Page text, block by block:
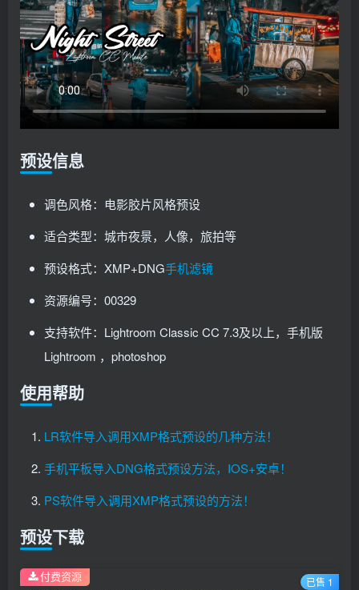
预设信息
调色风格：电影胶片风格预设
适合类型：城市夜景，人像，旅拍等
预设格式：XMP+DNG手机滤镜
资源编号：00329
支持软件：Lightroom Classic CC 7.3及以上，手机版
Lightroom ，photoshop
使用帮助
LR软件导入调用XMP格式预设的几种方法！
手机平板导入DNG格式预设方法，IOS+安卓！
PS软件导入调用XMP格式预设的方法！
预设下载
付费资源 已售 1